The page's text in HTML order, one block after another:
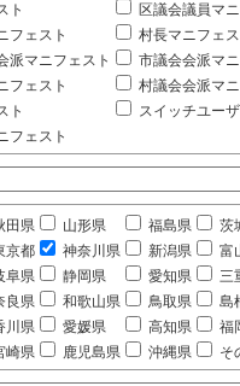
ト
区議会議員マ
フェスト
村長マニフェス
派マニフェスト
市議会会派マ
フェスト
村議会会派マ
ト
スイッチユー
フェスト
田県 山形県 福島県
茨
京都 神奈川県 新潟県
富
阜県 静岡県 愛知県
三
良県 和歌山県 鳥取県
島
川県 愛媛県 高知県
福
崎県 鹿児島県 沖縄県 そ